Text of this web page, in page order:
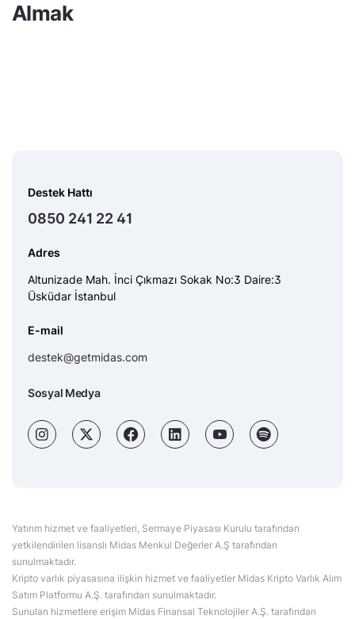
Almak
Destek Hattı
0850 241 22 41
Adres
Altunizade Mah. İnci Çıkmazı Sokak No:3 Daire:3
Üsküdar İstanbul
E-mail
destek@getmidas.com
Sosyal Medya
Yatırım hizmet ve faaliyetleri, Sermaye Piyasası Kurulu tarafından
yetkilendirilen lisanslı Midas Menkul Değerler A.Ş tarafından
sunulmaktadır.
Kripto varlık piyasasına ilişkin hizmet ve faaliyetler Midas Kripto Varlık Alım
Satım Platformu A.Ş. tarafından sunulmaktadır.
Sunulan hizmetlere erişim Midas Finansal Teknolojiler A.Ş. tarafından